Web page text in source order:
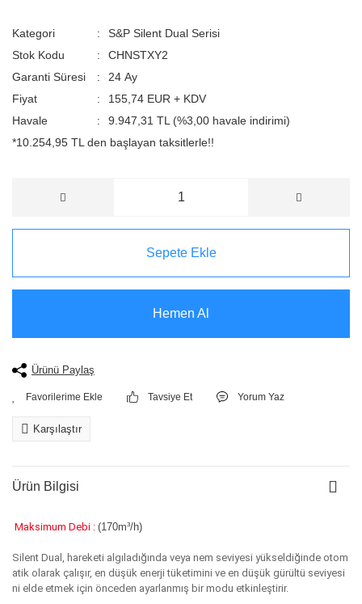
Kategori
S&P Silent Dual Serisi
Stok Kodu
CHNSTXY2
Garanti Süresi
24 Ay
Fiyat
155,74 EUR + KDV
Havale
9.947,31 TL (%3,00 havale indirimi)
*10.254,95 TL den başlayan taksitlerle!!
Sepete Ekle
Hemen Al
Ürünü Paylaş
Tavsiye Et Yorum Yaz
Karşılaştır
Ürün Bilgisi
Maksimum Debi : (170m³/h)
Silent Dual, hareketi algıladığında veya nem seviyesi yükseldiğinde otom
atik olarak çalışır, en düşük enerji tüketimini ve en düşük gürültü seviyesi
ni elde etmek için önceden ayarlanmış bir modu etkinleştirir.